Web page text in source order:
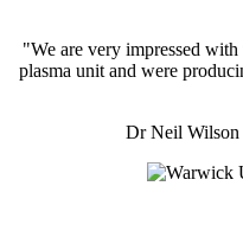
"We are very impressed
plasma unit and were
Dr Neil